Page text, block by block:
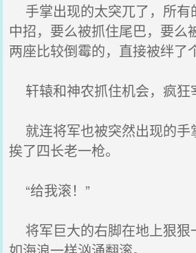
手掌出现的太突兀了，所有
中招，要么被抓住尾巴，要么
两座比较倒霉的，直接被绊了
轩辕和神农抓住机会，疯狂
就连将军也被突然出现的手
挨了四长老一枪。
“给我滚！”
将军巨大的右脚在地上狠狠